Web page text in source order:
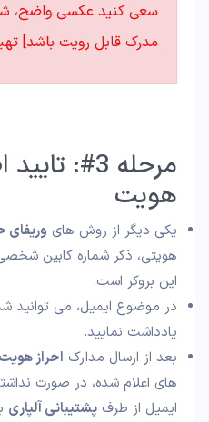
مدرک قابل رویت باشد]
مرحله 3#:
هویت
یکی دیگر از روش های وریفای
هویتی، ذکر شماره کابین
این بروکر است.
در موضوع ایمیل، می توانید
یادداشت نمایید.
بعد از ارسال مدارک احراز
های اعلام شده، در صورت
ایمیل از طرف پشتیبانی آلپاری